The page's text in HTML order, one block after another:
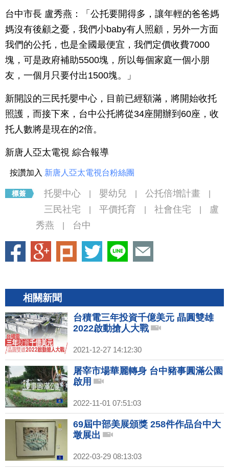
台中市長 盧秀燕：「公托要開得多，讓年輕的爸爸媽
媽沒有後顧之憂，我們小baby有人照顧，另外一方面
我們的公托，也是全國最便宜，我們定價收費7000
塊，可是政府補助5500塊，所以每個家庭一個小朋
友，一個月只要付出1500塊。」
新開設的三民托嬰中心，目前已經額滿，將開始收托
照護，而接下來，台中公托將從34座開辦到60座，收
托人數將是現在的2倍。
新唐人亞太電視 綜合報導
按讚加入 新唐人亞太電視台粉絲團
托嬰中心 嬰幼兒 公托倍增計畫
三民社宅 平價托育 社會住宅
盧
秀燕
台中
相關新聞
台積電三年投資千億美元 晶圓雙雄
2022啟動搶人大戰
2021-12-27 14:12:30
屠宰市場華麗轉身 台中豬事圓滿公園
啟用
2022-11-01 07:51:03
69屆中部美展頒獎 258件作品台中大
墩展出
2022-03-29 08:13:03